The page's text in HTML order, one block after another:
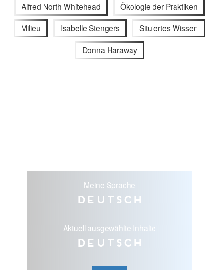
Alfred North Whitehead Ökologie der Praktiken
Milieu Isabelle Stengers Situiertes Wissen
Donna Haraway
Meine Sprache
Deutsch
Aktuell ausgewählte Inhalte
Deutsch